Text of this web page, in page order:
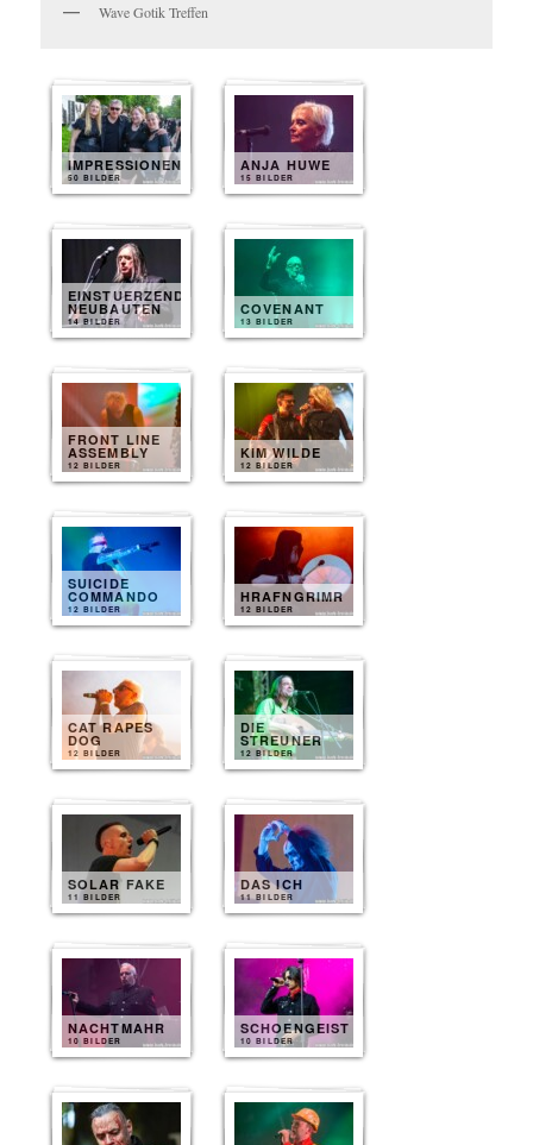
Wave Gotik Treffen
IMPRESSIONEN
50 BILDER
ANJA HUWE
15 BILDER
EINSTUERZENDE
NEUBAUTEN
14 BILDER
COVENANT
13 BILDER
FRONT LINE
ASSEMBLY
12 BILDER
KIM WILDE
12 BILDER
SUICIDE
COMMANDO
12 BILDER
HRAFNGRIMR
12 BILDER
CAT RAPES
DOG
12 BILDER
DIE
STREUNER
12 BILDER
SOLAR FAKE
11 BILDER
DAS ICH
11 BILDER
NACHTMAHR
10 BILDER
SCHOENGEIST
10 BILDER